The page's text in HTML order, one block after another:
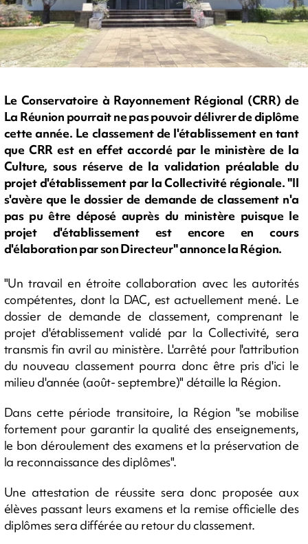
Le Conservatoire à Rayonnement Régional (CRR) de
La Réunion pourrait ne pas pouvoir délivrer de diplôme
cette année. Le classement de l'établissement en tant
que CRR est en effet accordé par le ministère de la
Culture, sous réserve de la validation préalable du
projet d'établissement par la Collectivité régionale. "Il
s'avère que le dossier de demande de classement n'a
pas pu être déposé auprès du ministère puisque le
projet d'établissement est encore en cours
d'élaboration par son Directeur" annonce la Région.
"Un travail en étroite collaboration avec les autorités
compétentes, dont la DAC, est actuellement mené. Le
dossier de demande de classement, comprenant le
projet d'établissement validé par la Collectivité, sera
transmis fin avril au ministère. L'arrêté pour l'attribution
du nouveau classement pourra donc être pris d'ici le
milieu d'année (août- septembre)" détaille la Région.
Dans cette période transitoire, la Région "se mobilise
fortement pour garantir la qualité des enseignements,
le bon déroulement des examens et la préservation de
la reconnaissance des diplômes".
Une attestation de réussite sera donc proposée aux
élèves passant leurs examens et la remise officielle des
diplômes sera différée au retour du classement.